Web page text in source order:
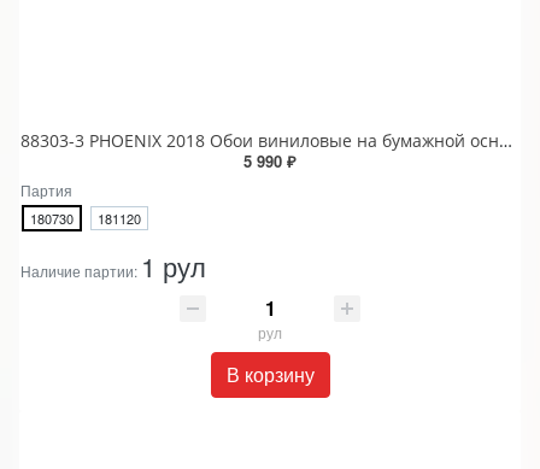
88303-3 PHOENIX 2018 Обои виниловые на бумажной основе 1.06*15.6
5 990 ₽
Партия
180730 181120
Наличие партии: 1 рул
рул
В корзину